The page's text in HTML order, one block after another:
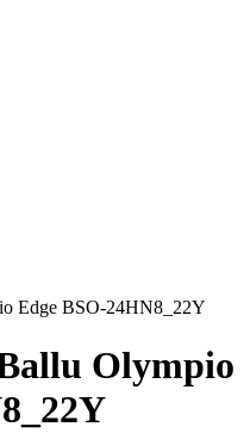
Edge BSO-24HN8_22Y
Olympio